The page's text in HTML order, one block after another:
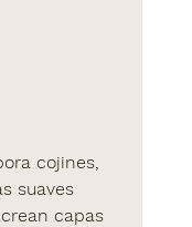
cojines,
suaves
capas